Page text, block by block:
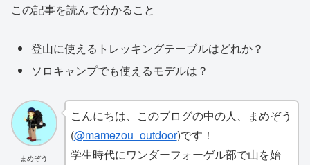
この記事を読んで分かること
登山に使えるトレッキングテーブルはどれか？
ソロキャンプでも使えるモデルは？
まめぞう
こんにちは、このブログの中の人、まめぞう
(@mamezou_outdoor)です！
学生時代にワンダーフォーゲル部で山を始